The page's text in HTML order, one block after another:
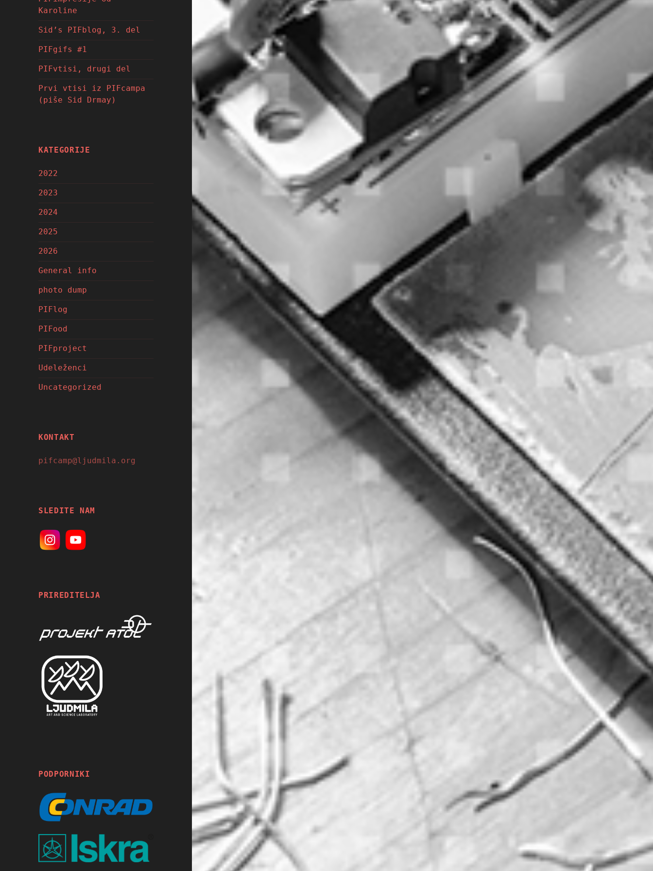
Karoline
Sid’s PIFblog, 3. del
PIFgifs #1
PIFvtisi, drugi del
Prvi vtisi iz PIFcampa
(piše Sid Drmay)
KATEGORIJE
2022
2023
2024
2025
2026
General info
photo dump
PIFlog
PIFood
PIFproject
Udeleženci
Uncategorized
KONTAKT
pifcamp@ljudmila.org
SLEDITE NAM
PRIREDITELJA
PODPORNIKI